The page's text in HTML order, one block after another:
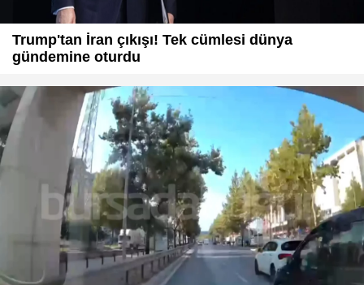
Trump'tan İran çıkışı! Tek cümlesi dünya
gündemine oturdu